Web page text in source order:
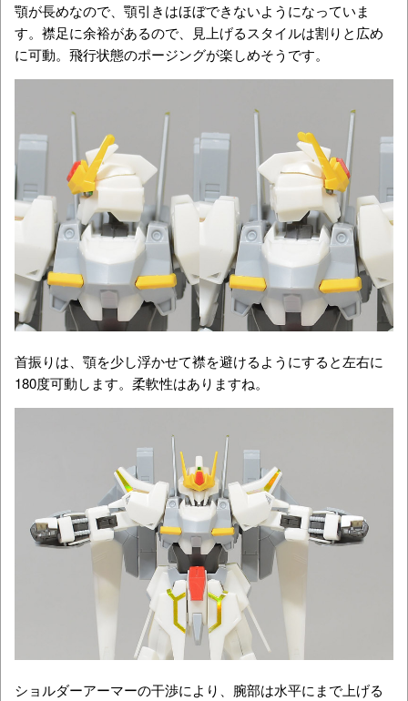
顎が長めなので、顎引きはほぼできないようになっていま
す。襟足に余裕があるので、見上げるスタイルは割りと広め
に可動。飛行状態のポージングが楽しめそうです。
首振りは、顎を少し浮かせて襟を避けるようにすると左右に
180度可動します。柔軟性はありますね。
ショルダーアーマーの干渉により、腕部は水平にまで上げる